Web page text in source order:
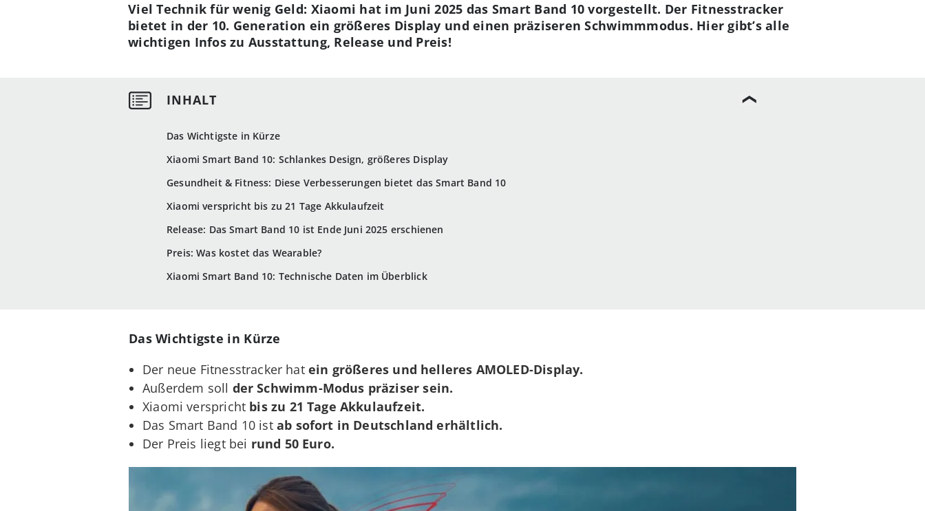
Das Wichtigste in Kürze
Xiaomi Smart Band 10: Schlankes Design, größeres Display
Gesundheit & Fitness: Diese Verbesserungen bietet das Smart Band 10
Xiaomi verspricht bis zu 21 Tage Akkulaufzeit
Release: Das Smart Band 10 ist Ende Juni 2025 erschienen
Preis: Was kostet das Wearable?
Xiaomi Smart Band 10: Technische Daten im Überblick
Viel Technik für wenig Geld: Xiaomi hat im Juni 2025 das Smart Band 10 vorgestellt. Der Fitnesstracker
bietet in der 10. Generation ein größeres Display und einen präziseren Schwimmmodus. Hier gibt’s alle
wichtigen Infos zu Ausstattung, Release und Preis!
Das Wichtigste in Kürze
Der neue Fitnesstracker hatein größeres und helleres AMOLED-Display.
Außerdem soll der Schwimm-Modus präziser sein.
Xiaomi verspricht bis zu 21 Tage Akkulaufzeit.
Das Smart Band 10 ist ab sofort in Deutschland erhältlich.
Der Preis liegt bei rund 50 Euro.